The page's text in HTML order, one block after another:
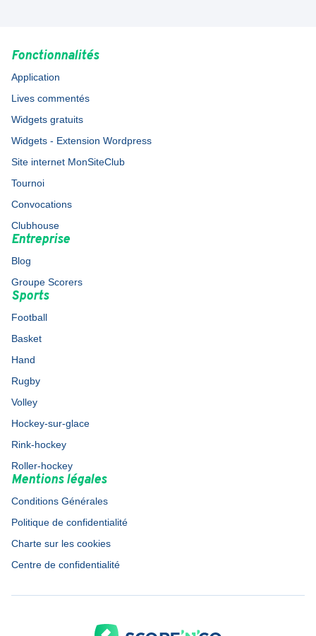
Fonctionnalités
Application
Lives commentés
Widgets gratuits
Widgets - Extension Wordpress
Site internet MonSiteClub
Tournoi
Convocations
Clubhouse
Entreprise
Blog
Groupe Scorers
Sports
Football
Basket
Hand
Rugby
Volley
Hockey-sur-glace
Rink-hockey
Roller-hockey
Mentions légales
Conditions Générales
Politique de confidentialité
Charte sur les cookies
Centre de confidentialité